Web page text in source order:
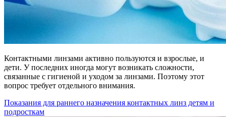
Контактными линзами активно пользуются и взрослые, и
дети. У последних иногда могут возникать сложности,
связанные с гигиеной и уходом за линзами. Поэтому этот
вопрос требует отдельного внимания.
Показания для раннего назначения контактных линз детям и
подросткам